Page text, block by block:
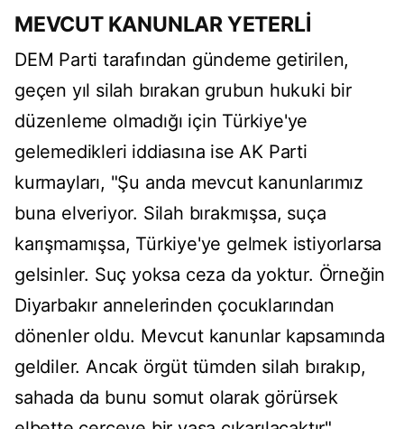
MEVCUT KANUNLAR YETERLİ
DEM Parti tarafından gündeme getirilen,
geçen yıl silah bırakan grubun hukuki bir
düzenleme olmadığı için Türkiye'ye
gelemedikleri iddiasına ise AK Parti
kurmayları, "Şu anda mevcut kanunlarımız
buna elveriyor. Silah bırakmışsa, suça
karışmamışsa, Türkiye'ye gelmek istiyorlarsa
gelsinler. Suç yoksa ceza da yoktur. Örneğin
Diyarbakır annelerinden çocuklarından
dönenler oldu. Mevcut kanunlar kapsamında
geldiler. Ancak örgüt tümden silah bırakıp,
sahada da bunu somut olarak görürsek